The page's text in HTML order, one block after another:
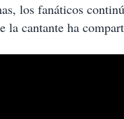
los fanáticos
cantante ha